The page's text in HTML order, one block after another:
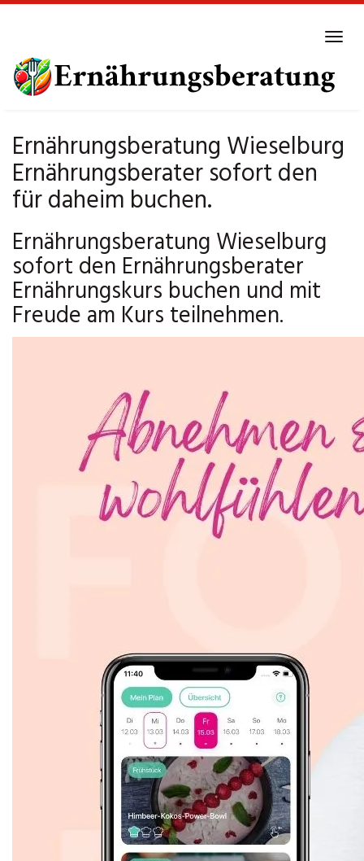
main
content
Ernährungsberatung Wieselburg
Ernährungsberater sofort den
für daheim buchen.
Ernährungsberatung Wieselburg
sofort den Ernährungsberater
Ernährungskurs buchen und mit
Freude am Kurs teilnehmen.